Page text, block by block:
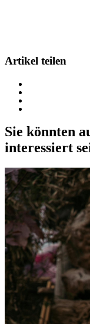
Artikel teilen
Sie könnten
interessiert